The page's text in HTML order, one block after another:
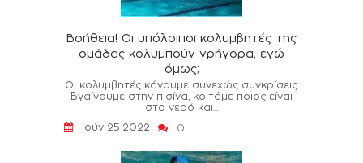
Βοήθεια! Οι υπόλοιποι κολυμβητές της
ομάδας κολυμπούν γρήγορα, εγώ
όμως;
Οι κολυμβητές κάνουμε συνεχώς συγκρίσεις.
Βγαίνουμε στην πισίνα, κοιτάμε ποιος είναι
στο νερό και...
Ιούν 25 2022
0